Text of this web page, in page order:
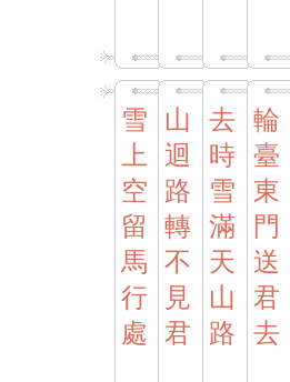
雪
上
空
留
馬
行
處
山
迴
路
轉
不
見
君
去
時
雪
滿
天
山
路
輪
臺
東
門
送
君
去